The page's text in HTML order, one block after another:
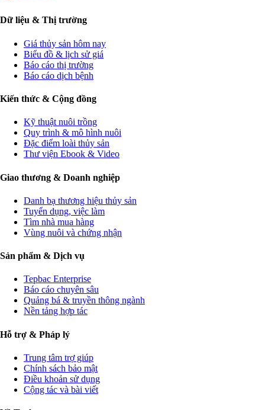
Dữ liệu & Thị trường
Giá thủy sản hôm nay
Biểu đồ & lịch sử giá
Báo cáo thị trường
Báo cáo dịch bệnh
Kiến thức & Cộng đồng
Kỹ thuật nuôi trồng
Quy trình & mô hình nuôi
Đặc điểm loài thủy sản
Thư viện Ebook & Video
Giao thương & Doanh nghiệp
Danh bạ thương hiệu thủy sản
Tuyển dụng, việc làm
Tìm nhà mua hàng
Vùng nuôi và chứng nhận
Sản phẩm & Dịch vụ
Tepbac Enterprise
Báo cáo chuyên sâu
Quảng bá & truyền thông ngành
Nền tảng hợp tác
Hỗ trợ & Pháp lý
Trung tâm trợ giúp
Chính sách bảo mật
Điều khoản sử dụng
Cộng tác và bài viết